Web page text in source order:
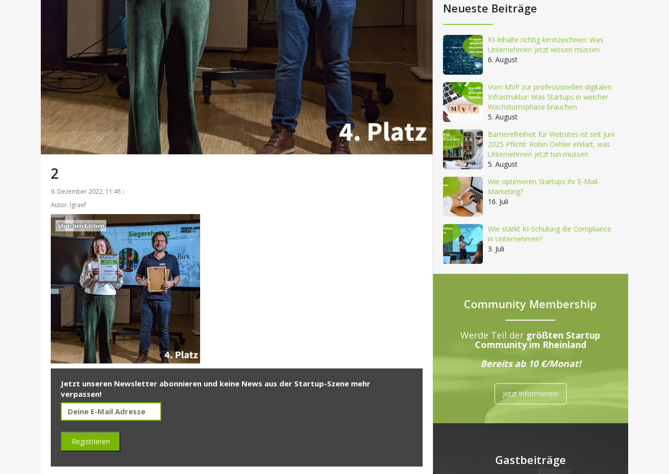
2
9. Dezember 2022, 11:45 ::
Autor: lgraef
Jetzt unseren Newsletter abonnieren und keine News aus der Startup-Szene mehr
verpassen!
Neueste Beiträge
KI-Inhalte richtig kennzeichnen: Was
Unternehmen jetzt wissen müssen
6. August
Vom MVP zur professionellen digitalen
Infrastruktur: Was Startups in welcher
Wachstumsphase brauchen
5. August
Barrierefreiheit für Websites ist seit Juni
2025 Pflicht: Robin Oehler erklärt, was
Unternehmen jetzt tun müssen
5. August
Wie optimieren Startups ihr E-Mail-
Marketing?
16. Juli
Wie stärkt KI-Schulung die Compliance
in Unternehmen?
3. Juli
Community Membership
Werde Teil der größten Startup
Community im Rheinland
Bereits ab 10 €/Monat!
Jetzt informieren!
Gastbeiträge